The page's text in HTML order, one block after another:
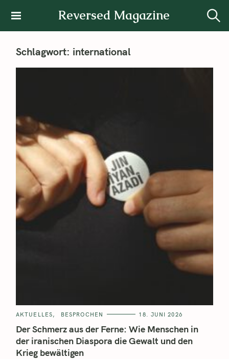
Reversed Magazine
Schlagwort: international
AKTUELLES BESPROCHEN 18. JUNI 2026
Der Schmerz aus der Ferne: Wie Menschen in
der iranischen Diaspora die Gewalt und den
Krieg bewältigen